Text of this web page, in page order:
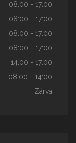
08:00 - 17:00
08:00 - 17:00
08:00 - 17:00
08:00 - 17:00
14:00 - 17:00
08:00 - 14:00
Zárva